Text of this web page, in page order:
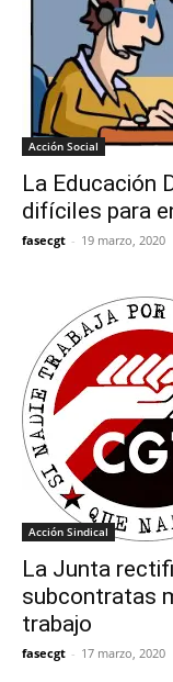
Acción Social
La Educación
difíciles para
fasecgt - 19 marzo, 2020
Acción Sindical
La Junta
subcontratas
trabajo
fasecgt - 17 marzo, 2020